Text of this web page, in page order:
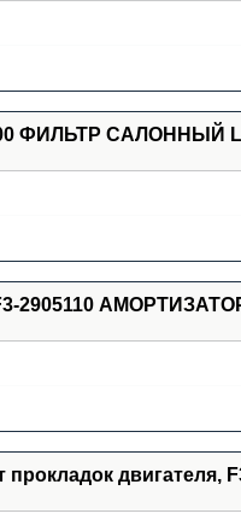
ФИЛЬТР САЛОННЫЙ
2905110
прокладок двигателя,